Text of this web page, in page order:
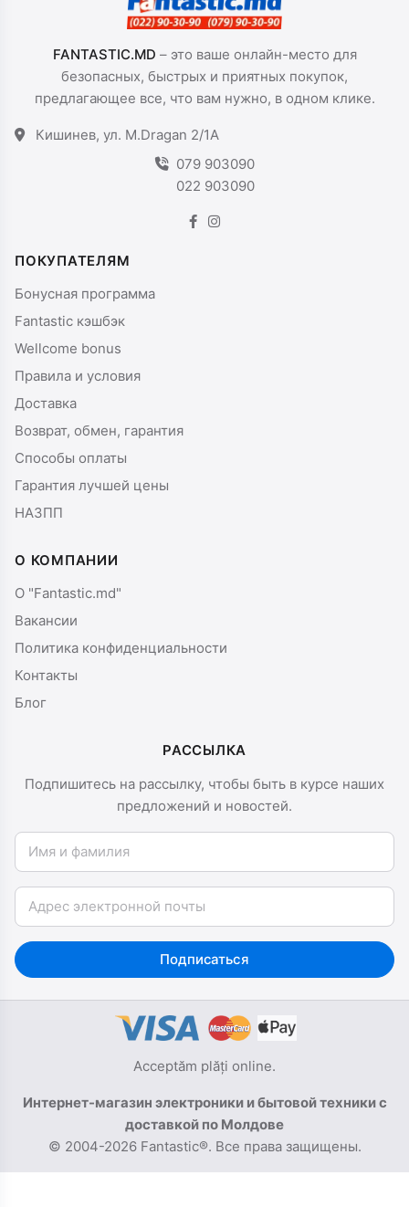
FANTASTIC.MD – это ваше онлайн-место для
безопасных, быстрых и приятных покупок,
предлагающее все, что вам нужно, в одном клике.
Кишинев, ул. M.Dragan 2/1A
079 903090
022 903090
ПОКУПАТЕЛЯМ
Бонусная программа
Fantastic кэшбэк
Wellcome bonus
Правила и условия
Доставка
Возврат, обмен, гарантия
Способы оплаты
Гарантия лучшей цены
НАЗПП
О КОМПАНИИ
О "Fantastic.md"
Вакансии
Политика конфиденциальности
Контакты
Блог
РАССЫЛКА
Подпишитесь на рассылку, чтобы быть в курсе наших
предложений и новостей.
Имя и фамилия
Email
Подписаться
Acceptăm plăți online.
Интернет-магазин электроники и бытовой техники с
доставкой по Молдове
© 2004-2026 Fantastic®. Все права защищены.